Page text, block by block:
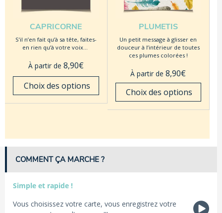
COMMENT ÇA MARCHE ?
Simple et rapide !
Vous choisissez votre carte, vous enregistrez votre
CAPRICORNE
S’il n’en fait qu’à sa tête, faites-
en rien qu’à votre voix…
À partir de 8,90€
Choix des options
PLUMETIS
Un petit message à glisser en
douceur à l’intérieur de toutes
ces plumes colorées !
À partir de8,90€
Choix des options